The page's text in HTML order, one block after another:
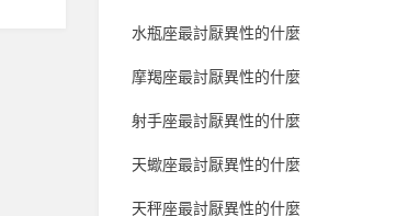
水瓶座最討厭異性的什麼
摩羯座最討厭異性的什麼
射手座最討厭異性的什麼
天蠍座最討厭異性的什麼
天秤座最討厭異性的什麼